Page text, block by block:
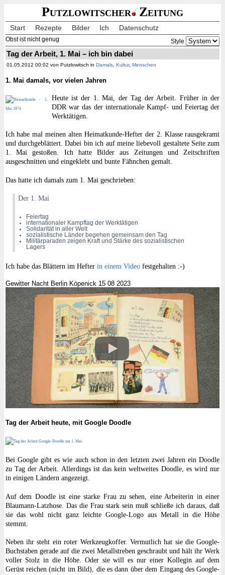
Putzlowitscher Zeitung
Start Rezepte Bilder Ich Datenschutz
Obst ist nicht genug Style
Tag der Arbeit, 1. Mai – ich bin dabei
01.05.2012 00:02 von Putzlowitsch in Damals, Kultur, Menschen
1. Mai damals, vor vielen Jahren
Heute ist der 1. Mai, der Tag der Arbeit. Früher in der
DDR war das der internationale Kampf- und Feiertag der
Werktätigen.
Ich habe mal meinen alten Heimatkunde-Hefter der 2. Klasse rausgekramt
und durchgeblättert. Dabei bin ich auf meine liebevoll gestaltete Seite zum
1. Mai gestoßen. Ich hatte Bilder aus Zeitungen und Zeitschriften
ausgeschnitten und eingeklebt und bunte Fähnchen gemalt.
Das hatte ich damals zum 1. Mai geschrieben:
Der 1. Mai
Feiertag
internationaler Kampftag der Werktätigen
Solidarität in aller Welt
sozialistische Länder begehen gemeinsam den Tag
Militärparaden zeigen Kraft und Stärke des sozialistischen
Lagers
Ich habe das Blättern im Hefter in einem Videofestgehalten :-)
Gewitter Nacht Berlin Köpenick 15 08 2023
Tag der Arbeit heute, mit Google Doodle
Bei Google gibt es wie auch schon in den letzten zwei Jahren ein Doodle
zu Tag der Arbeit. Allerdings ist das kein weltweites Doodle, es wird nur
in einigen Ländern angezeigt.
Auf dem Doodle ist eine starke Frau zu sehen, eine Arbeiterin in einer
Blaumann-Latzhose. Das die Frau stark sein muß schließe ich daraus, daß
sie das wohl nicht ganz leichte Google-Logo aus Metall in die Höhe
stemmt.
Neben ihr steht ein roter Werkzeugkoffer. Vermutlich hat sie die Google-
Buchstaben gerade auf die zwei Metallstreben geschraubt und hält ihr Werk
voller Stolz in die Höhe. Oder sie will es nur einer Kollegin auf dem
Gerüst reichen (nicht im Bild), die es dann über dem Eingang des Google-